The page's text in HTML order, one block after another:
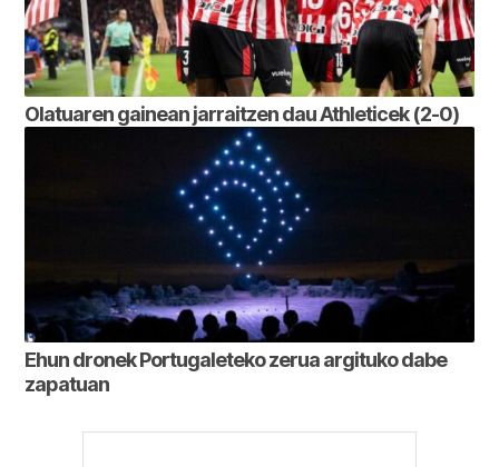
Olatuaren gainean jarraitzen dau Athleticek (2-0)
Ehun dronek Portugaleteko zerua argituko dabe
zapatuan